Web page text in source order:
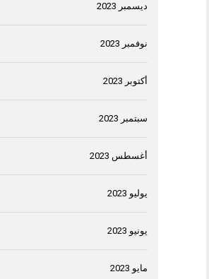
ديسمبر 2023
نوفمبر 2023
أكتوبر 2023
سبتمبر 2023
أغسطس 2023
يوليو 2023
يونيو 2023
مايو 2023